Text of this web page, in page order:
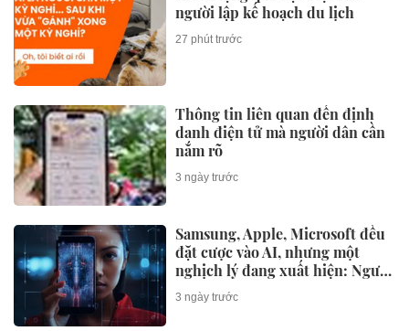
người lập kế hoạch du lịch
27 phút trước
Thông tin liên quan đến định
danh điện tử mà người dân cần
nắm rõ
3 ngày trước
Samsung, Apple, Microsoft đều
đặt cược vào AI, nhưng một
nghịch lý đang xuất hiện: Người
mua không phải lúc nào cũng
dùng
3 ngày trước